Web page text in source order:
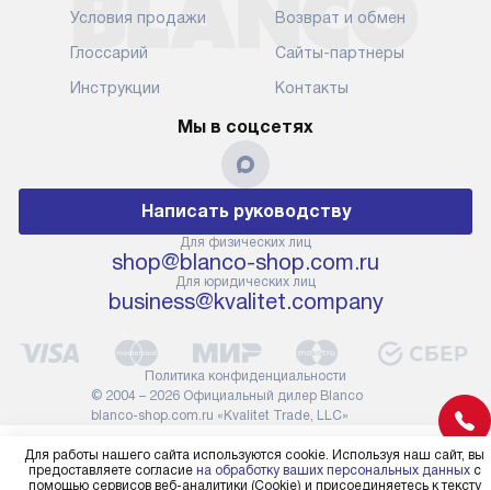
Условия продажи
Глоссарий
Инструкции
Возврат и обмен
Сайты-партнеры
Контакты
Мы в соцсетях
Написать руководству
Для физических лиц
shop@blanco-shop.com.ru
Для юридических лиц
business@kvalitet.company
© 2004 – 2026 Официальный дилер Blanco
blanco-shop.com.ru «Kvalitet Trade, LLC»
Политика конфиденциальности
Для работы нашего сайта используются cookie. Используя наш сайт, вы
предоставляете согласие на обработку ваших персональных данныхс
помощью сервисов веб-аналитики (Cookie) и присоединяетесь к тексту